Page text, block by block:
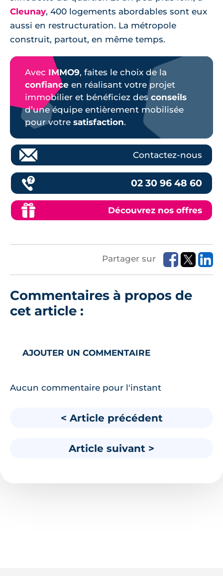
Cleunay, 400 logements abordables sont eux
aussi en restructuration. La métropole
construit, partout, en même temps.
Avec IMMO9, faites le choix de la
confiance en réalisant votre projet
immobilier et bénéficiez des conseils
d’une équipe entièrement mobilisée
pour votre satisfaction.
Contactez-nous
02 30 96 48 60
Découvrez nos offres
Partager sur
Commentaires à propos de
cet article :
AJOUTER UN COMMENTAIRE
Aucun commentaire pour l'instant
< Article précédent
Article suivant >